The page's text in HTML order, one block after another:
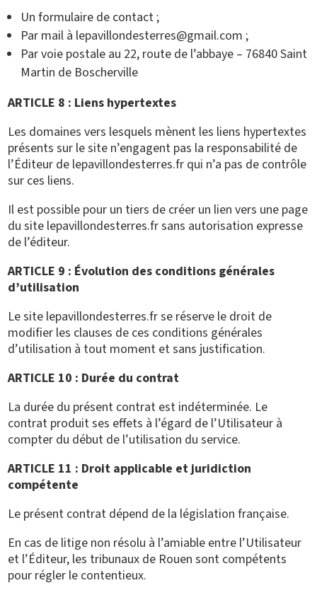
Un formulaire de contact ;
Par mail à lepavillondesterres@gmail.com ;
Par voie postale au 22, route de l’abbaye – 76840 Saint
Martin de Boscherville
ARTICLE 8 : Liens hypertextes
Les domaines vers lesquels mènent les liens hypertextes
présents sur le site n’engagent pas la responsabilité de
l’Éditeur de lepavillondesterres.fr qui n’a pas de contrôle
sur ces liens.
Il est possible pour un tiers de créer un lien vers une page
du site lepavillondesterres.fr sans autorisation expresse
de l’éditeur.
ARTICLE 9 : Évolution des conditions générales
d’utilisation
Le site lepavillondesterres.fr se réserve le droit de
modifier les clauses de ces conditions générales
d’utilisation à tout moment et sans justification.
ARTICLE 10 : Durée du contrat
La durée du présent contrat est indéterminée. Le
contrat produit ses effets à l’égard de l’Utilisateur à
compter du début de l’utilisation du service.
ARTICLE 11 : Droit applicable et juridiction
compétente
Le présent contrat dépend de la législation française.
En cas de litige non résolu à l’amiable entre l’Utilisateur
et l’Éditeur, les tribunaux de Rouen sont compétents
pour régler le contentieux.